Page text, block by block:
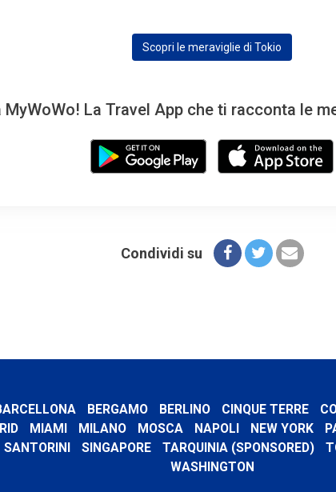
Scopri le meraviglie di Tokio
MyWoWo! La Travel App che ti racconta le
Condividi su
BERGAMO BERLINO CINQUE TERRE
MIAMI MILANO MOSCA NAPOLI NEW YORK
SANTORINI SINGAPORE TARQUINIA (SPONSORED)
WASHINGTON